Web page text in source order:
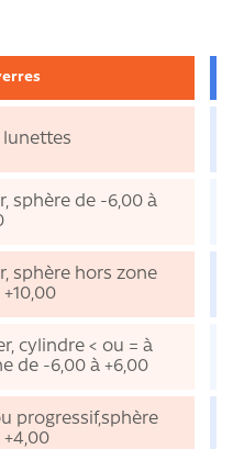
lunettes
sphère de -6,00 à
sphère hors zone
cylindre < ou = à
de -6,00 à +6,00
progressif,sphère